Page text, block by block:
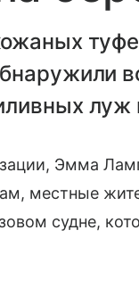
Эмма
местные
судне,